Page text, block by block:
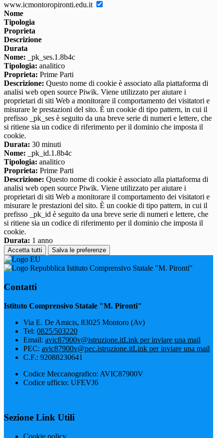
www.icmontoropironti.edu.it
Nome
Tipologia
Proprieta
Descrizione
Durata
Nome: _pk_ses.1.8b4c
Tipologia: analitico
Proprieta: Prime Parti
Descrizione: Questo nome di cookie è associato alla piattaforma di
analisi web open source Piwik. Viene utilizzato per aiutare i
proprietari di siti Web a monitorare il comportamento dei visitatori e
misurare le prestazioni del sito. È un cookie di tipo pattern, in cui il
prefisso _pk_ses è seguito da una breve serie di numeri e lettere, che
si ritiene sia un codice di riferimento per il dominio che imposta il
cookie.
Durata: 30 minuti
Nome: _pk_id.1.8b4c
Tipologia: analitico
Proprieta: Prime Parti
Descrizione: Questo nome di cookie è associato alla piattaforma di
analisi web open source Piwik. Viene utilizzato per aiutare i
proprietari di siti Web a monitorare il comportamento dei visitatori e
misurare le prestazioni del sito. È un cookie di tipo pattern, in cui il
prefisso _pk_id è seguito da una breve serie di numeri e lettere, che
si ritiene sia un codice di riferimento per il dominio che imposta il
cookie.
Durata: 1 anno
Accetta tutti Salva le preferenze
Istituto Comprensivo Statale "M. Pironti"
Contatti
Istituto Comprensivo Statale "M. Pironti"
Via E. De Amicis, 83025 Montoro (Av)
Tel: 0825/503220
Email: avic87900v@istruzione.itLink per inviare una mail
PEC: avic87900v@pec.istruzione.itLink per inviare una mail
C.F.: 92088230641
Codice Meccanografico: AVIC87900V
Codice ufficio: UFEVJ6
Sezione Link Utili
Cookie policy